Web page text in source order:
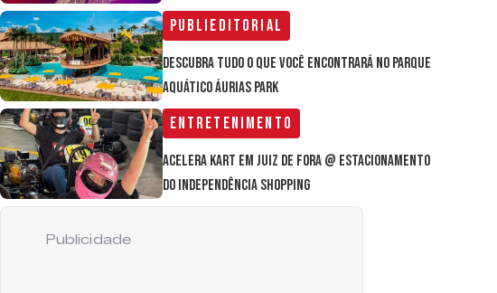
Publieditorial
Descubra tudo o que você encontrará no parque
aquático Áurias Park
Entretenimento
Acelera Kart em Juiz de Fora @ estacionamento
do Independência Shopping
Publicidade